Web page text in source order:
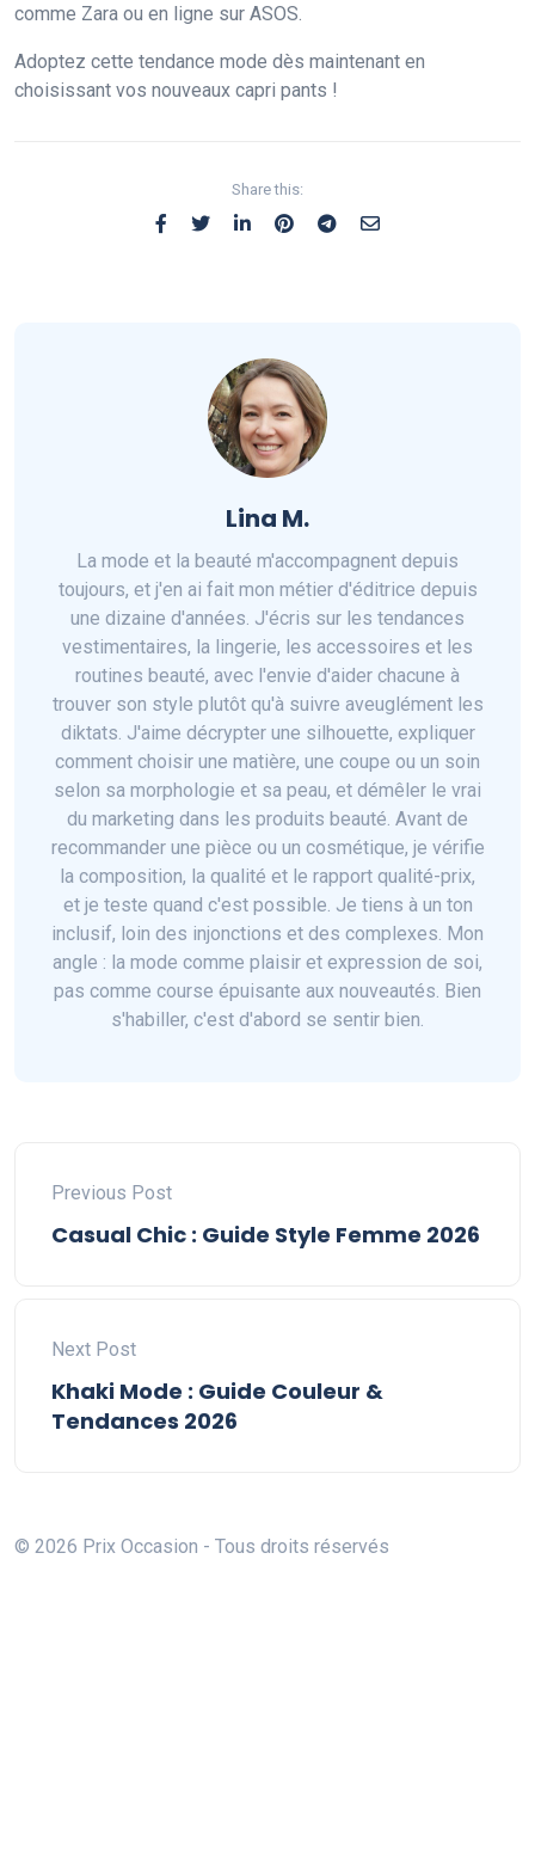
comme Zara ou en ligne sur ASOS.
Adoptez cette tendance mode dès maintenant en
choisissant vos nouveaux capri pants !
Share this:
Lina M.
La mode et la beauté m'accompagnent depuis
toujours, et j'en ai fait mon métier d'éditrice depuis
une dizaine d'années. J'écris sur les tendances
vestimentaires, la lingerie, les accessoires et les
routines beauté, avec l'envie d'aider chacune à
trouver son style plutôt qu'à suivre aveuglément les
diktats. J'aime décrypter une silhouette, expliquer
comment choisir une matière, une coupe ou un soin
selon sa morphologie et sa peau, et démêler le vrai
du marketing dans les produits beauté. Avant de
recommander une pièce ou un cosmétique, je vérifie
la composition, la qualité et le rapport qualité-prix,
et je teste quand c'est possible. Je tiens à un ton
inclusif, loin des injonctions et des complexes. Mon
angle : la mode comme plaisir et expression de soi,
pas comme course épuisante aux nouveautés. Bien
s'habiller, c'est d'abord se sentir bien.
Previous Post
Casual Chic : Guide Style Femme 2026
Next Post
Khaki Mode : Guide Couleur &
Tendances 2026
© 2026 Prix Occasion - Tous droits réservés